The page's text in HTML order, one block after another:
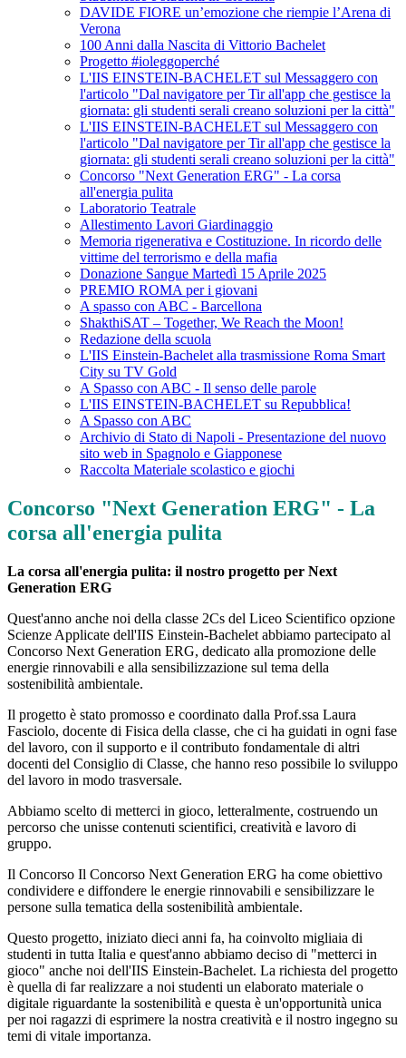
DAVIDE FIORE un’emozione che riempie l’Arena di
Verona
100 Anni dalla Nascita di Vittorio Bachelet
Progetto #ioleggoperché
L'IIS EINSTEIN-BACHELET sul Messaggero con
l'articolo "Dal navigatore per Tir all'app che gestisce la
giornata: gli studenti serali creano soluzioni per la città"
L'IIS EINSTEIN-BACHELET sul Messaggero con
l'articolo "Dal navigatore per Tir all'app che gestisce la
giornata: gli studenti serali creano soluzioni per la città"
Concorso "Next Generation ERG" - La corsa
all'energia pulita
Laboratorio Teatrale
Allestimento Lavori Giardinaggio
Memoria rigenerativa e Costituzione. In ricordo delle
vittime del terrorismo e della mafia
Donazione Sangue Martedì 15 Aprile 2025
PREMIO ROMA per i giovani
A spasso con ABC - Barcellona
ShakthiSAT – Together, We Reach the Moon!
Redazione della scuola
L'IIS Einstein-Bachelet alla trasmissione Roma Smart
City su TV Gold
A Spasso con ABC - Il senso delle parole
L'IIS EINSTEIN-BACHELET su Repubblica!
A Spasso con ABC
Archivio di Stato di Napoli - Presentazione del nuovo
sito web in Spagnolo e Giapponese
Raccolta Materiale scolastico e giochi
Concorso "Next Generation ERG" - La
corsa all'energia pulita
La corsa all'energia pulita: il nostro progetto per Next
Generation ERG
Quest'anno anche noi della classe 2Cs del Liceo Scientifico opzione
Scienze Applicate dell'IIS Einstein-Bachelet abbiamo partecipato al
Concorso Next Generation ERG, dedicato alla promozione delle
energie rinnovabili e alla sensibilizzazione sul tema della
sostenibilità ambientale.
Il progetto è stato promosso e coordinato dalla Prof.ssa Laura
Fasciolo, docente di Fisica della classe, che ci ha guidati in ogni fase
del lavoro, con il supporto e il contributo fondamentale di altri
docenti del Consiglio di Classe, che hanno reso possibile lo sviluppo
del lavoro in modo trasversale.
Abbiamo scelto di metterci in gioco, letteralmente, costruendo un
percorso che unisse contenuti scientifici, creatività e lavoro di
gruppo.
Il Concorso Il Concorso Next Generation ERG ha come obiettivo
condividere e diffondere le energie rinnovabili e sensibilizzare le
persone sulla tematica della sostenibilità ambientale.
Questo progetto, iniziato dieci anni fa, ha coinvolto migliaia di
studenti in tutta Italia e quest'anno abbiamo deciso di "metterci in
gioco" anche noi dell'IIS Einstein-Bachelet. La richiesta del progetto
è quella di far realizzare a noi studenti un elaborato materiale o
digitale riguardante la sostenibilità e questa è un'opportunità unica
per noi ragazzi di esprimere la nostra creatività e il nostro ingegno su
temi di vitale importanza.